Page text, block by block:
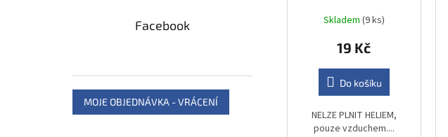
Facebook
MOJE OBJEDNÁVKA - VRÁCENÍ
Skladem (9 ks)
19 Kč
Do košíku
NELZE PLNIT HELIEM,
pouze vzduchem....